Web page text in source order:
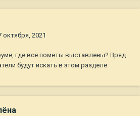
октября, 2021
где все пометы выставлены? Вряд
будут искать в этом разделе